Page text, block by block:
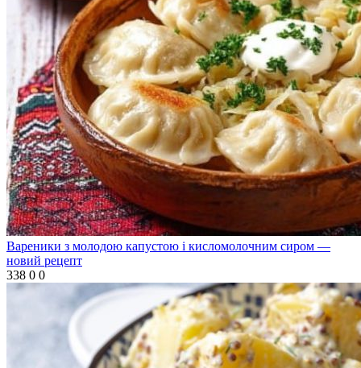
Вареники з молодою капустою і кисломолочним сиром —
новий рецепт
338 0 0